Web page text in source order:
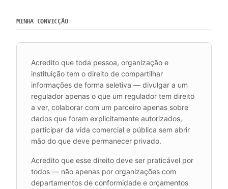
MINHA CONVICÇÃO
Acredito que toda pessoa, organização e
instituição tem o direito de compartilhar
informações de forma seletiva — divulgar a um
regulador apenas o que um regulador tem direito
a ver, colaborar com um parceiro apenas sobre
dados que foram explicitamente autorizados,
participar da vida comercial e pública sem abrir
mão do que deve permanecer privado.
Acredito que esse direito deve ser praticável por
todos — não apenas por organizações com
departamentos de conformidade e orçamentos